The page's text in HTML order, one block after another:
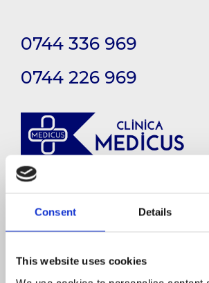
Consent Details
This website uses cookies
0744 336 969
0744 226 969